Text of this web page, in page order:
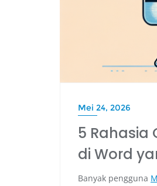
Mei 24, 2026
5 Rahasia
di Word
Banyak pengguna